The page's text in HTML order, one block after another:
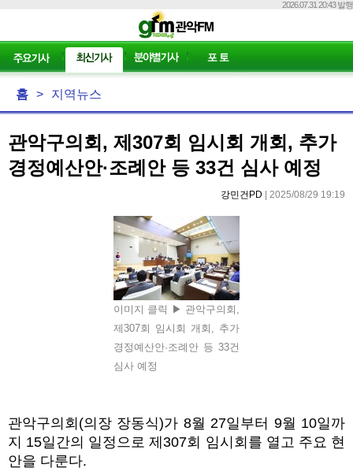
2026.07.31 20:43 발행
홈 > 지역뉴스
관악구의회, 제307회 임시회 개회, 추가
경정예산안·조례안 등 33건 심사 예정
강민건PD | 2025/08/29 19:19
이미지 클릭 ▶ 관악구의회,
제307회 임시회 개회, 추가
경정예산안·조례안 등 33건
심사 예정
관악구의회(의장 장동식)가 8월 27일부터 9월 10일까
지 15일간의 일정으로 제307회 임시회를 열고 주요 현
안을 다룬다.